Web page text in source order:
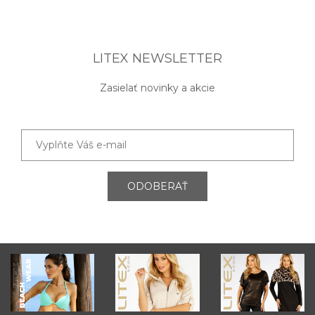
LITEX NEWSLETTER
Zasielať novinky a akcie
ODOBERAŤ